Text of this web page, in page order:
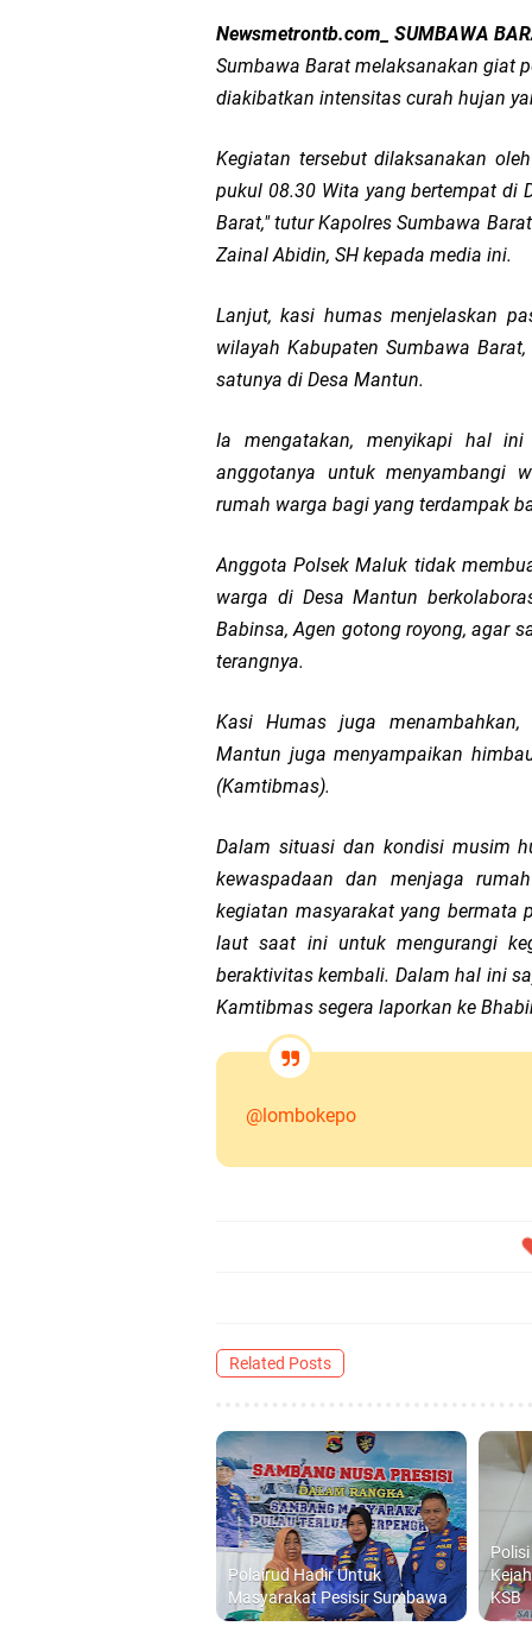
LPA Mataram.
Kapolda NTB
Kapolda NTB
Polda NTB Perkuat
Polsek Sandubaya
Kapolsek Lingsar
Semarak HUT RI ke-
Kapolsek
Newsmetrontb.com_ SUMBAWA
Sumbawa Barat melaksanakan giat
diakibatkan intensitas curah hujan
Kegiatan tersebut dilaksanakan
pukul 08.30 Wita yang bertempat di
Barat," tutur Kapolres Sumbawa
Zainal Abidin, SH kepada media ini.
Lanjut, kasi humas menjelaskan
wilayah Kabupaten Sumbawa
satunya di Desa Mantun.
Ia mengatakan, menyikapi hal ini
anggotanya untuk menyambangi
rumah warga bagi yang terdampak
Anggota Polsek Maluk tidak
warga di Desa Mantun
Babinsa, Agen gotong royong, agar
terangnya.
Kasi Humas juga menambahkan,
Mantun juga menyampaikan
(Kamtibmas).
Dalam situasi dan kondisi musim
kewaspadaan dan menjaga
kegiatan masyarakat yang bermata
laut saat ini untuk mengurangi
beraktivitas kembali. Dalam hal ini
Kamtibmas segera laporkan ke
@lombokepo
Related Posts
Polairud Hadir Untuk
Masyarakat Pesisir Sumbawa
KSB